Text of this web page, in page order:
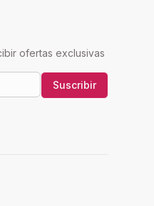
ofertas exclusivas
Suscribir